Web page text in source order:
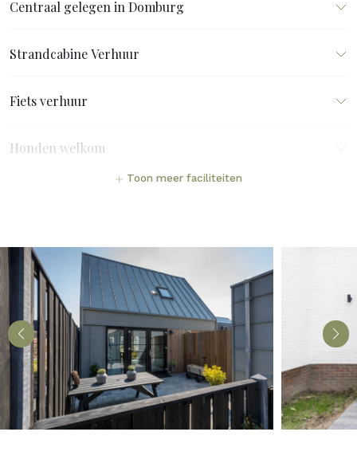
Centraal gelegen in Domburg
Strandcabine Verhuur
Fiets verhuur
Honden welkom
Toon meer faciliteiten